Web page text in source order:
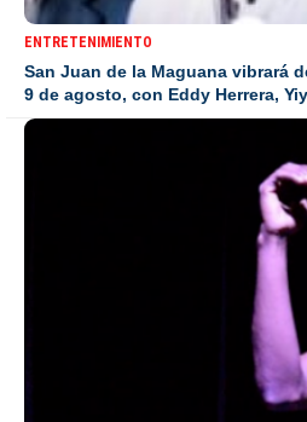
ENTRETENIMIENTO
San Juan de la Maguana vibrará
9 de agosto, con Eddy Herrera,